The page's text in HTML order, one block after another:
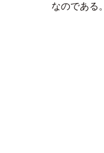
なのである。